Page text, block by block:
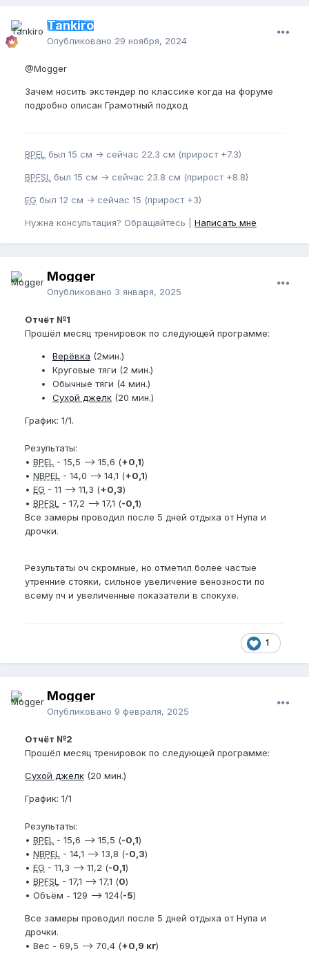
Tankiro
Опубликовано 29 ноября, 2024
@Mogger
Зачем носить экстендер по классике когда на форуме
подробно описан Грамотный подход
BPEL был 15 см -> сейчас 22.3 см (прирост +7.3)
BPFSL был 15 см -> сейчас 23.8 см (прирост +8.8)
EG был 12 см -> сейчас 15 (прирост +3)
Нужна консультация? Обращайтесь | Написать мне
Mogger
Опубликовано 3 января, 2025
Отчёт №1
Прошёл месяц тренировок по следующей программе:
Верёвка (2мин.)
Круговые тяги (2 мин.)
Обычные тяги (4 мин.)
Сухой джелк (20 мин.)
График: 1/1.
Результаты:
• BPEL - 15,5 —> 15,6 (+0,1)
• NBPEL - 14,0 —> 14,1 (+0,1)
• EG - 11 —> 11,3 (+0,3)
• BPFSL - 17,2 —> 17,1 (-0,1)
Все замеры проводил после 5 дней отдыха от Нупа и
дрочки.
Результаты оч скромные, но отметил более частые
утренние стояки, сильное увеличение венозности по
всему пч и увеличенные показатели в спокухе.
1
Mogger
Опубликовано 9 февраля, 2025
Отчёт №2
Прошёл месяц тренировок по следующей программе:
Сухой джелк (20 мин.)
График: 1/1
Результаты:
• BPEL - 15,6 —> 15,5 (-0,1)
• NBPEL - 14,1 —> 13,8 (-0,3)
• EG - 11,3 —> 11,2 (-0,1)
• BPFSL - 17,1 —> 17,1 (0)
• Объём - 129 —> 124(-5)
Все замеры проводил после 5 дней отдыха от Нупа и
дрочки.
• Вес - 69,5 —> 70,4 (+0,9 кг)